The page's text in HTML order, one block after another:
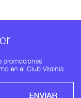
promociones
en el Club Vitalnia.
ENVIAR